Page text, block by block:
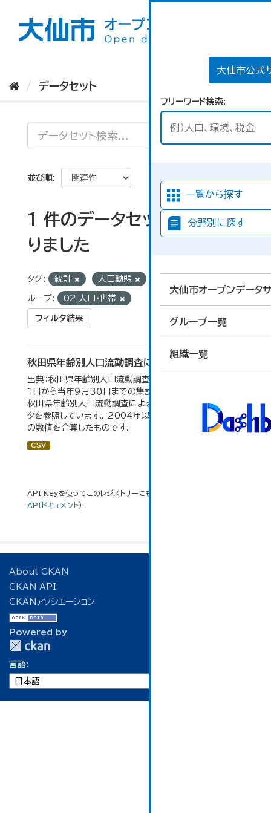
大仙市公式
フリーワード検索
一覧から探す
分野別に探す
大仙市オープンデータ
グループ一覧
組織一覧
データセット
並び順
1 件のデータセットが見つか
りました
タグ: 統計 人口動態
ループ: 02_人口・世帯
フィルタ結果
秋田県年齢別人口流動調査による人口動態の推移
出典：秋田県年齢別人口流動調査。 各年ともに、前年１０月
１日から当年９月３０日までの集計。 大仙市の統計「2-10
秋田県年齢別人口流動調査による人口動態の推移」のデー
タを参照しています。 2004年以前の数値は合併前市町村
の数値を合算したものです。
CSV
API Keyを使ってこのレジストリーにもアクセス可能です
APIドキュメント).
About CKAN
CKAN API
CKANアソシエーション
Powered by
言語